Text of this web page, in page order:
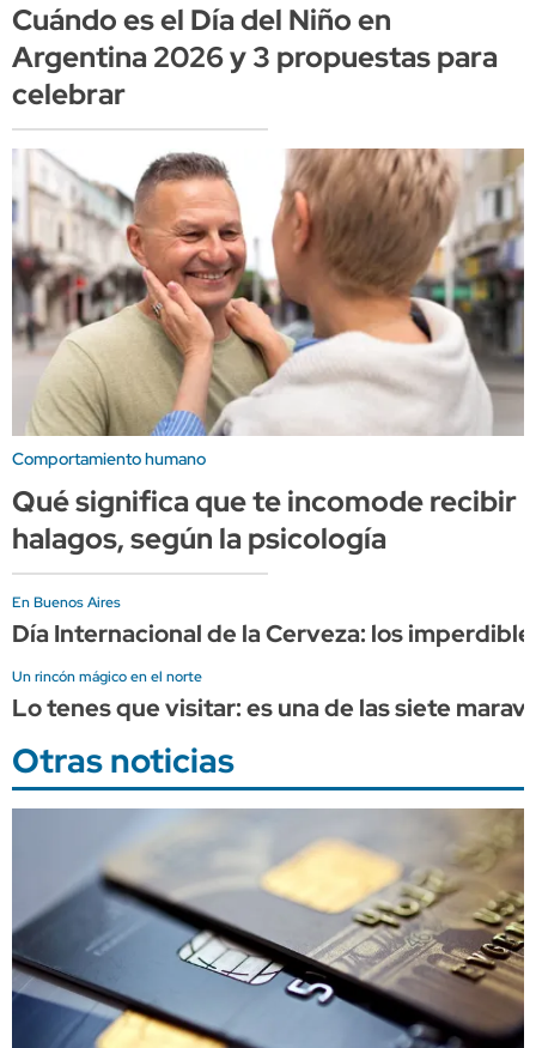
Cuándo es el Día del Niño en
Argentina 2026 y 3 propuestas para
celebrar
Comportamiento humano
Qué significa que te incomode recibir
halagos, según la psicología
En Buenos Aires
Día Internacional de la Cerveza: los
Un rincón mágico en el norte
Lo tenes que visitar: es una de las siete
Otras noticias